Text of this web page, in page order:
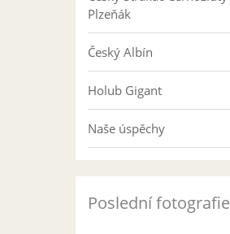
Plzeňák
Český Albín
Holub Gigant
Naše úspěchy
Poslední fotografie